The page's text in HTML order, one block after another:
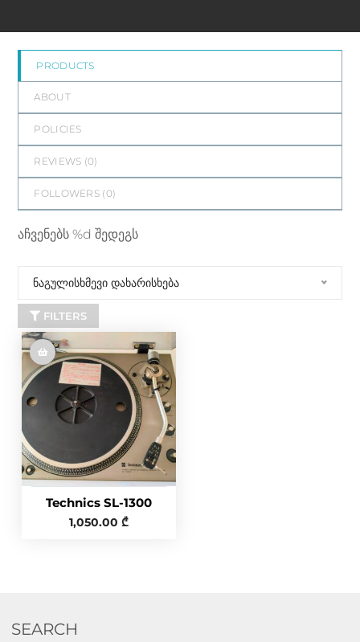
PRODUCTS
ABOUT
POLICIES
REVIEWS (0)
FOLLOWERS (0)
აჩვენებს %d შედეგს
ნაგულისხმევი დახარისხება
FILTERS
Technics SL-1300
1,050.00₾
SEARCH